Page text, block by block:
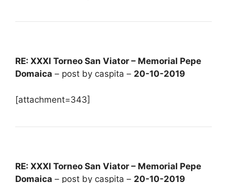
RE: XXXI Torneo San Viator – Memorial Pepe
Domaica – post by caspita – 20-10-2019
[attachment=343]
RE: XXXI Torneo San Viator – Memorial Pepe
Domaica – post by caspita – 20-10-2019